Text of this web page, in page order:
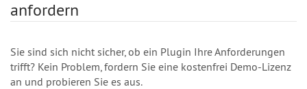
anfordern
Sie sind sich nicht sicher, ob ein Plugin Ihre Anforderungen
trifft? Kein Problem, fordern Sie eine kostenfrei Demo-Lizenz
an und probieren Sie es aus.